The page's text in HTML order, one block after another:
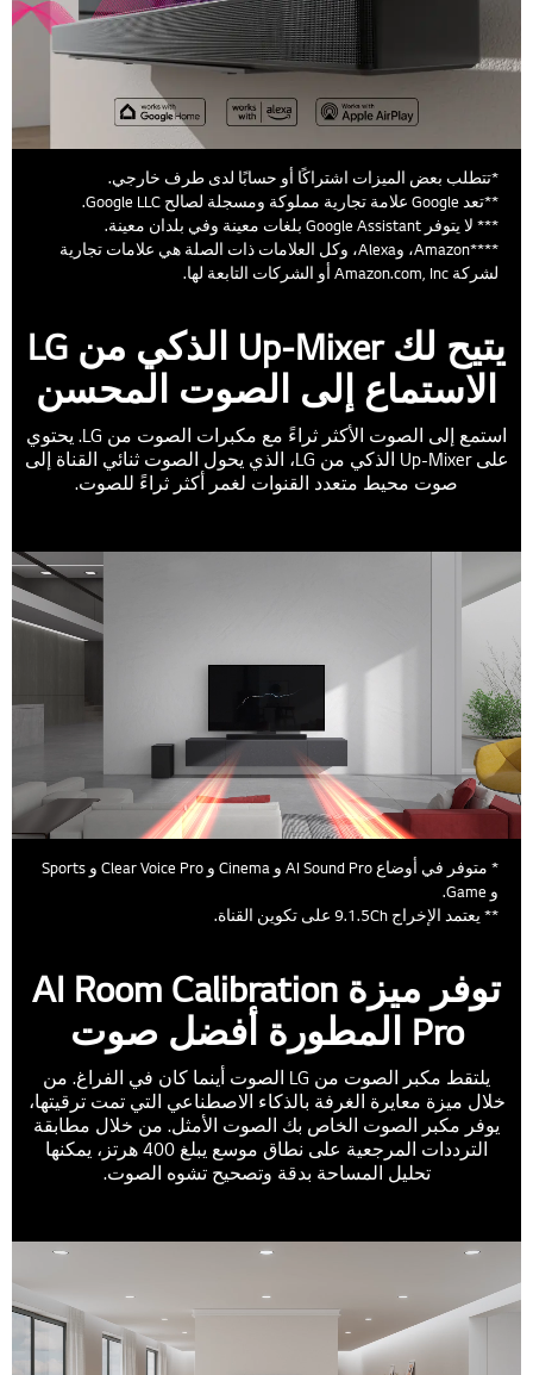
*تتطلب بعض الميزات اشتراكًا أو حسابًا لدى طرف خارجي.
**تعد Google علامة تجارية مملوكة ومسجلة لصالح Google LLC.
*** لا يتوفر Google Assistant بلغات معينة وفي بلدان معينة.
****Amazon، وAlexa، وكل العلامات ذات الصلة هي علامات تجارية
لشركة Amazon.com, Inc أو الشركات التابعة لها.
يتيح لك Up-Mixer الذكي من LG
الاستماع إلى الصوت المحسن
استمع إلى الصوت الأكثر ثراءً مع مكبرات الصوت من LG. يحتوي
على Up-Mixer الذكي من LG، الذي يحول الصوت ثنائي القناة إلى
صوت محيط متعدد القنوات لغمر أكثر ثراءً للصوت.
* متوفر في أوضاع AI Sound Pro و Cinema و Clear Voice Pro و Sports
و Game.
** يعتمد الإخراج 9.1.5Ch على تكوين القناة.
توفر ميزة AI Room Calibration
Pro المطورة أفضل صوت
يلتقط مكبر الصوت من LG الصوت أينما كان في الفراغ. من
خلال ميزة معايرة الغرفة بالذكاء الاصطناعي التي تمت ترقيتها،
يوفر مكبر الصوت الخاص بك الصوت الأمثل. من خلال مطابقة
الترددات المرجعية على نطاق موسع يبلغ 400 هرتز، يمكنها
تحليل المساحة بدقة وتصحيح تشوه الصوت.